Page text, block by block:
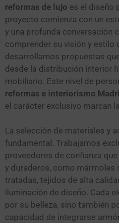
reformas de lujo es el diseño
proyecto comienza con un
y una profunda conversación
comprender su visión y estilo
desarrollamos propuestas
desde la distribución interior
mobiliario. Este nivel de
reformas e interiorismo
el carácter exclusivo marcan
La selección de materiales y
fundamental. Trabajamos
proveedores de confianza
y duraderos, como mármoles
tratadas, tejidos de alta
iluminación de diseño. Cada
por su belleza, sino también
capacidad de integrarse